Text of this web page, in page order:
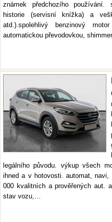
známek předchozího používání.
historie (servisní knížka) a
atd.).spolehlivý benzinový
automatickou převodovkou,
legálního původu. výkup všech
ihned a v hotovosti. automat,
000 kvalitních a prověřených aut.
stav vozu,…